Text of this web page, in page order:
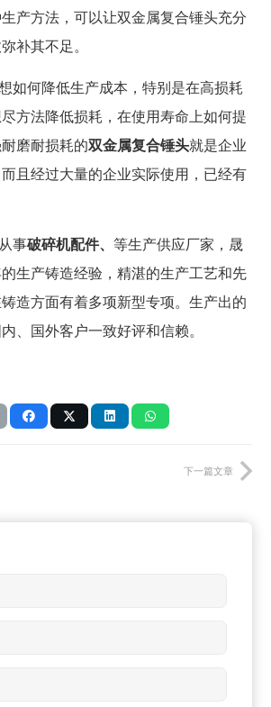
产方法，可以让双金属复合锤头充分
补其不足。
如何降低生产成本，特别是在高损耗
方法降低损耗，在使用寿命上如何提
磨耐损耗的双金属复合锤头就是企业
且经过大量的企业实际使用，已经有
事破碎机配件、 等生产供应厂家，晟
生产铸造经验，精湛的生产工艺和先
造方面有着多项新型专项。 生产出的
、国外客户一致好评和信赖。
下一篇文章